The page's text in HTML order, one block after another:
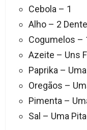
Cebola – 1
Alho – 2
Cogumelos –
Azeite – Uns
Paprika –
Oregãos –
Pimenta –
Sal – Uma